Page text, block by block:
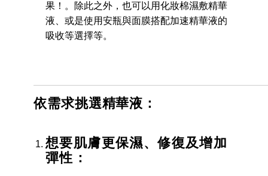
果！。除此之外，也可以用化妝棉濕敷精華
液、或是使用安瓶與面膜搭配加速精華液的
吸收等選擇等。
依需求挑選精華液：
想要肌膚更保濕、修復及增加
彈性：